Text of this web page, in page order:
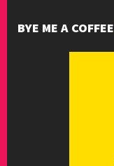
BYE ME A COFFEE